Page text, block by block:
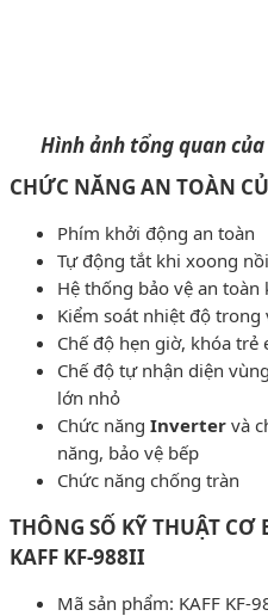
Hình ảnh tổng quan của
CHỨC NĂNG AN TOÀN
Phím khởi động an toàn
Tự động tắt khi xoong
Hệ thống bảo vệ an
Kiểm soát nhiệt độ trong
Chế độ hẹn giờ, khóa
Chế độ tự nhận diện
lớn nhỏ
Chức năng Inverter và
năng, bảo vệ bếp
Chức năng chống tràn
THÔNG SỐ KỸ THUẬT CƠ
KAFF KF-988II
Mã sản phẩm: KAFF KF-